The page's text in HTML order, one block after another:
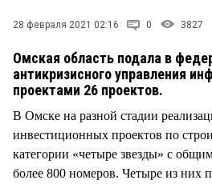
28 февраля 2021 02:16 0 3827
Омская область подала в
антикризисного управления
проектами 26 проектов.
В Омске на разной стадии
инвестиционных проектов по
категории «четыре звезды» с
более 800 номеров. Четыре из них